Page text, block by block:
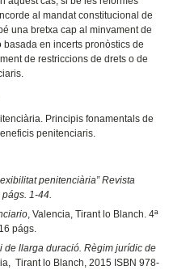
al mandat constitucional de
una bretxa cap al minvament de
en incerts pronòstics de
de restriccions de drets o de
Principis fonamentals de
penitenciaris.
penitenciària” Revista
1-44.
, Valencia, Tirant lo Blanch. 4ª
págs.
de llarga duració. Règim jurídic de
Tirant lo Blanch, 2015 ISBN 978-